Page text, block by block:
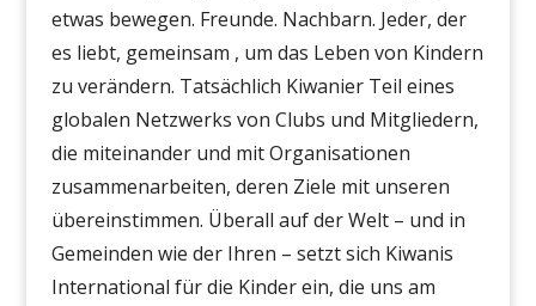
etwas bewegen. Freunde. Nachbarn. Jeder, der
es liebt, gemeinsam , um das Leben von Kindern
zu verändern. Tatsächlich Kiwanier Teil eines
globalen Netzwerks von Clubs und Mitgliedern,
die miteinander und mit Organisationen
zusammenarbeiten, deren Ziele mit unseren
übereinstimmen. Überall auf der Welt – und in
Gemeinden wie der Ihren – setzt sich Kiwanis
International für die Kinder ein, die uns am